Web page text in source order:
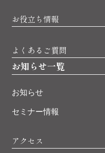
お役立ち情報
よくあるご質問
お知らせ一覧
お知らせ
セミナー情報
アクセス